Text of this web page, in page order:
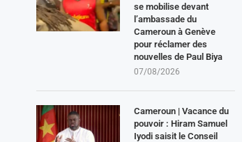
se mobilise devant
l’ambassade du
Cameroun à Genève
pour réclamer des
nouvelles de Paul Biya
07/08/2026
Cameroun | Vacance du
pouvoir : Hiram Samuel
Iyodi saisit le Conseil